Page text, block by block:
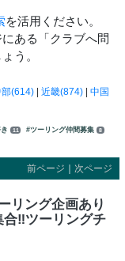
を活用ください。
ある「クラブへ問
う。
部(614)| 近畿(874)| 中国
11 #ツーリング仲間募集 8
前ページ 次ページ
リング企画あり
‼️ツーリングチ